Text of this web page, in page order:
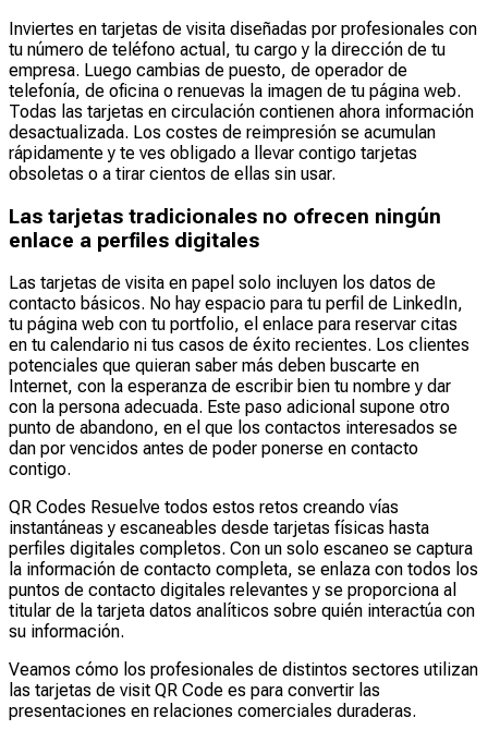
Inviertes en tarjetas de visita diseñadas por profesionales con
tu número de teléfono actual, tu cargo y la dirección de tu
empresa. Luego cambias de puesto, de operador de
telefonía, de oficina o renuevas la imagen de tu página web.
Todas las tarjetas en circulación contienen ahora información
desactualizada. Los costes de reimpresión se acumulan
rápidamente y te ves obligado a llevar contigo tarjetas
obsoletas o a tirar cientos de ellas sin usar.
Las tarjetas tradicionales no ofrecen ningún
enlace a perfiles digitales
Las tarjetas de visita en papel solo incluyen los datos de
contacto básicos. No hay espacio para tu perfil de LinkedIn,
tu página web con tu portfolio, el enlace para reservar citas
en tu calendario ni tus casos de éxito recientes. Los clientes
potenciales que quieran saber más deben buscarte en
Internet, con la esperanza de escribir bien tu nombre y dar
con la persona adecuada. Este paso adicional supone otro
punto de abandono, en el que los contactos interesados se
dan por vencidos antes de poder ponerse en contacto
contigo.
QR Codes Resuelve todos estos retos creando vías
instantáneas y escaneables desde tarjetas físicas hasta
perfiles digitales completos. Con un solo escaneo se captura
la información de contacto completa, se enlaza con todos los
puntos de contacto digitales relevantes y se proporciona al
titular de la tarjeta datos analíticos sobre quién interactúa con
su información.
Veamos cómo los profesionales de distintos sectores utilizan
las tarjetas de visit QR Code es para convertir las
presentaciones en relaciones comerciales duraderas.